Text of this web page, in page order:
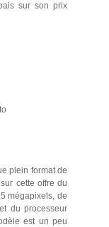
sur son prix
plein format de
cette offre du
mégapixels, de
du processeur
est un peu